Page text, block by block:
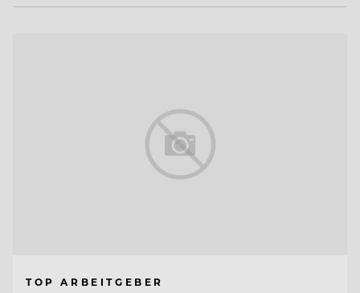
TOP ARBEITGEBER